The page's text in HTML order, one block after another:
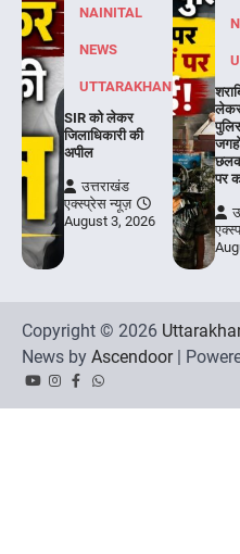
NAINITAL
NEWS
UTTARAKHAND
SIR को लेकर
जिलाधिकारी की
अपील
उत्तराखंड
एक्स्प्रेस न्यूज़
August 3, 2026
लेकर
पर
Copyright © 2026
News by Ascendoor|
YouTubeInstagram
Facebook
Whatsapp